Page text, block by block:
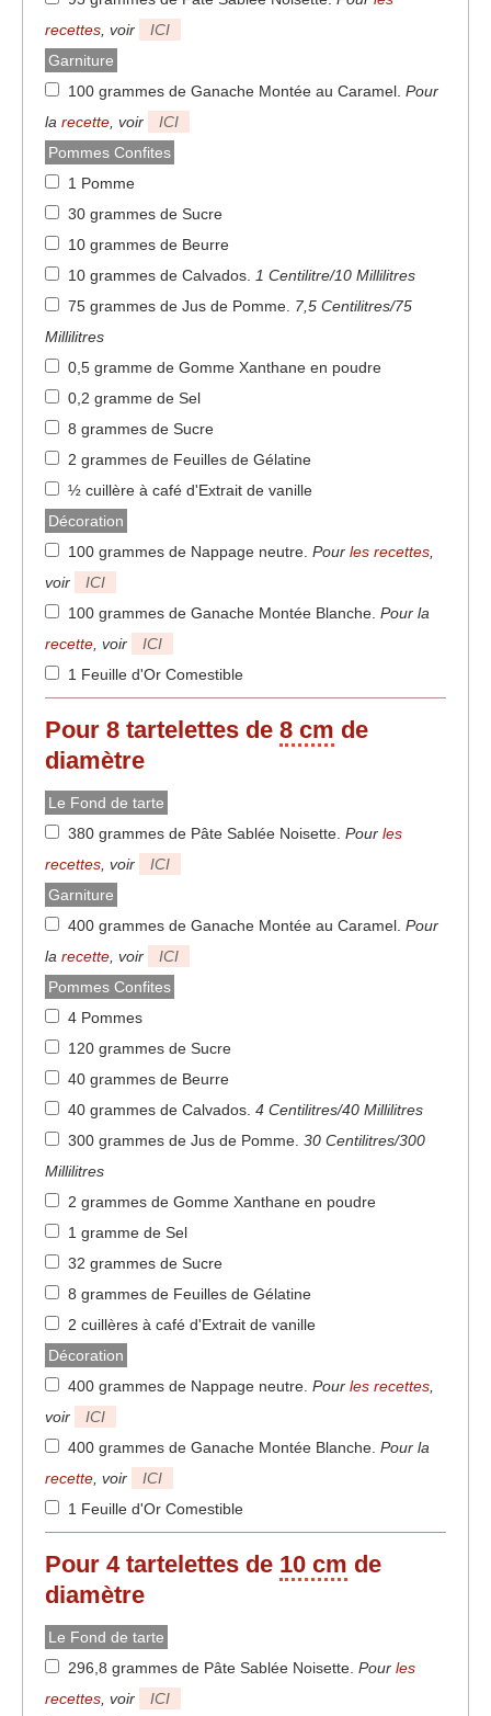
recettes, voir
ICI
Garniture
100 grammes de Ganache Montée au Caramel. Pour
la recette, voir
ICI
Pommes Confites
1 Pomme
30 grammes de Sucre
10 grammes de Beurre
10 grammes de Calvados. 1 Centilitre/10 Millilitres
75 grammes de Jus de Pomme. 7,5 Centilitres/75
Millilitres
0,5 gramme de Gomme Xanthane en poudre
0,2 gramme de Sel
8 grammes de Sucre
2 grammes de Feuilles de Gélatine
½ cuillère à café d'Extrait de vanille
Décoration
100 grammes de Nappage neutre. Pour les recettes,
voir
ICI
100 grammes de Ganache Montée Blanche. Pour la
recette, voir
ICI
1 Feuille d'Or Comestible
Pour 8 tartelettes de 8 cm de
diamètre
Le Fond de tarte
380 grammes de Pâte Sablée Noisette. Pour les
recettes, voir
ICI
Garniture
400 grammes de Ganache Montée au Caramel. Pour
la recette, voir
ICI
Pommes Confites
4 Pommes
120 grammes de Sucre
40 grammes de Beurre
40 grammes de Calvados. 4 Centilitres/40 Millilitres
300 grammes de Jus de Pomme. 30 Centilitres/300
Millilitres
2 grammes de Gomme Xanthane en poudre
1 gramme de Sel
32 grammes de Sucre
8 grammes de Feuilles de Gélatine
2 cuillères à café d'Extrait de vanille
Décoration
400 grammes de Nappage neutre. Pour les recettes,
voir
ICI
400 grammes de Ganache Montée Blanche. Pour la
recette, voir
ICI
1 Feuille d'Or Comestible
Pour 4 tartelettes de 10 cm de
diamètre
Le Fond de tarte
296,8 grammes de Pâte Sablée Noisette. Pour les
recettes, voir
ICI